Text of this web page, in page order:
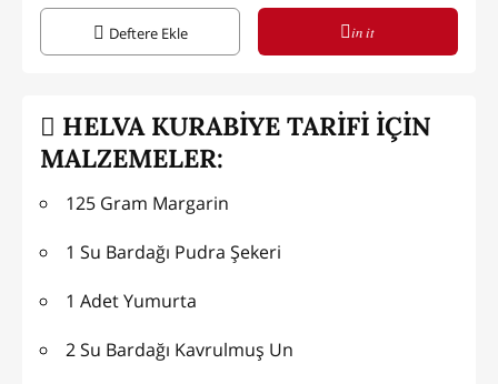
Deftere Ekle in it
HELVA KURABİYE TARİFİ İÇİN
MALZEMELER:
125 Gram Margarin
1 Su Bardağı Pudra Şekeri
1 Adet Yumurta
2 Su Bardağı Kavrulmuş Un